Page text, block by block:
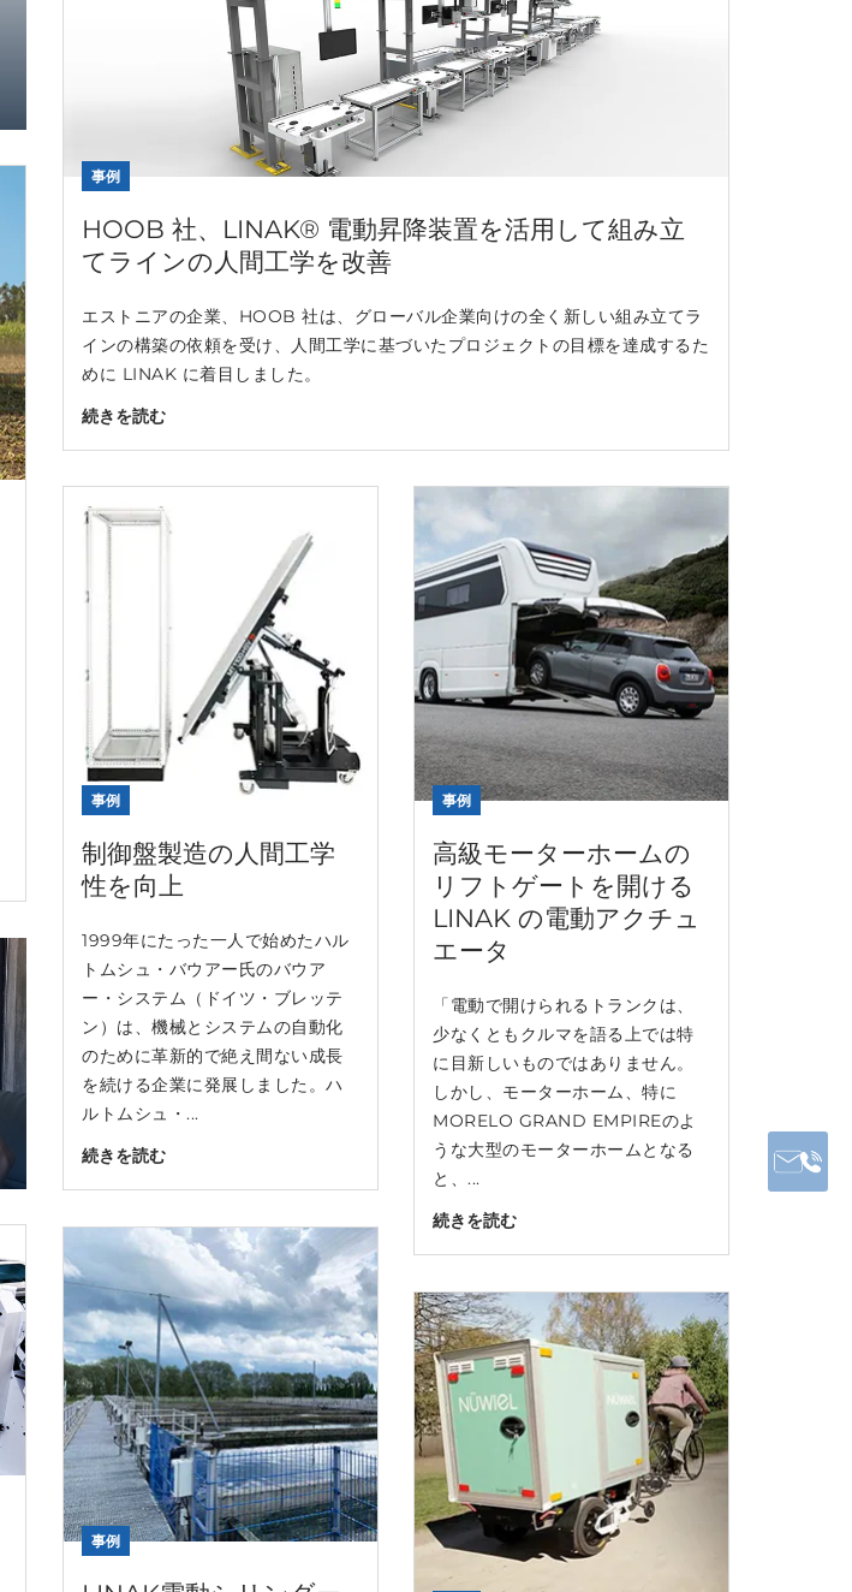
事例
HOOB 社、LINAK® 電動昇降装置を活用して組み立
てラインの人間工学を改善
エストニアの企業、HOOB 社は、グローバル企業向けの全く新しい組み立てラ
インの構築の依頼を受け、人間工学に基づいたプロジェクトの目標を達成するた
めに LINAK に着目しました。
続きを読む
事例
制御盤製造の人間工学
性を向上
1999年にたった一人で始めたハル
トムシュ・バウアー氏のバウア
ー・システム（ドイツ・ブレッテ
ン）は、機械とシステムの自動化
のために革新的で絶え間ない成長
を続ける企業に発展しました。ハ
ルトムシュ・...
続きを読む
事例
高級モーターホームの
リフトゲートを開ける
LINAK の電動アクチュ
エータ
「電動で開けられるトランクは、
少なくともクルマを語る上では特
に目新しいものではありません。
しかし、モーターホーム、特に
MORELO GRAND EMPIREのよ
うな大型のモーターホームとなる
と、...
続きを読む
事例